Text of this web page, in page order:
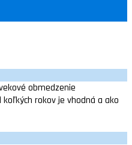
rokov je vhodná a ako